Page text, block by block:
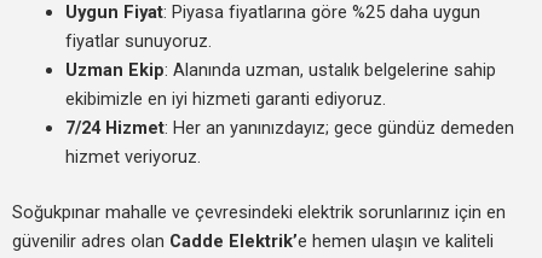
Uygun Fiyat: Piyasa fiyatlarına göre %25 daha uygun
fiyatlar sunuyoruz.
Uzman Ekip: Alanında uzman, ustalık belgelerine sahip
ekibimizle en iyi hizmeti garanti ediyoruz.
7/24 Hizmet: Her an yanınızdayız; gece gündüz demeden
hizmet veriyoruz.
Soğukpınar mahalle ve çevresindeki elektrik sorunlarınız için en
güvenilir adres olan Cadde Elektrik’e hemen ulaşın ve kaliteli